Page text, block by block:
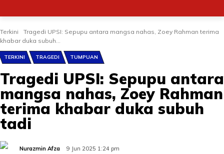
Terkini
Tragedi UPSI: Sepupu antara mangsa nahas, Zoey Rahman terima
khabar duka subuh...
TERKINI TRAGEDI TUMPUAN
Tragedi UPSI: Sepupu antara
mangsa nahas, Zoey Rahman
terima khabar duka subuh
tadi
Nurazmin Afza 9 Jun 2025 1:24 pm